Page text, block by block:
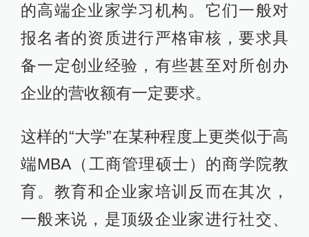
的高端企业家学习机构。它们一般对
报名者的资质进行严格审核，要求具
备一定创业经验，有些甚至对所创办
企业的营收额有一定要求。
这样的“大学”在某种程度上更类似于高
端MBA（工商管理硕士）的商学院教
育。教育和企业家培训反而在其次，
一般来说，是顶级企业家进行社交、